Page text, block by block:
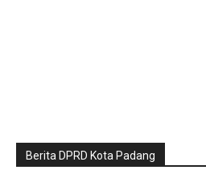
Berita DPRD Kota Padang